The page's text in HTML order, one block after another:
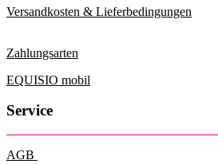
Versandkosten & Lieferbedingungen
Zahlungsarten
EQUISIO mobil
Service
AGB